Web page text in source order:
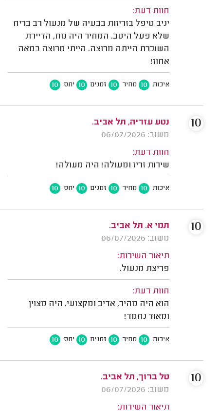
חוות דעת:
יניב טיפל בזריזות בבעיה של מנעול רב בריח
שלא פעל היטב. המחיר היה נוח, הדיירת
השוכרת הייתה מרוצה. הייתי מרוצה במאה
אחוז!
איכות 10 מחיר 10 זמנים 10 יחס 10
נטע עזריה, תל אביב.
משוב: 06/07/2026
חוות דעת:
שירות זריז ומעולה! היה מעולה!
איכות 10 מחיר 10 זמנים 10 יחס 10
10
תמי א. תל אביב.
משוב: 06/07/2026
תיאור השירות:
פריצת מנעול.
חוות דעת:
הוא היה מהיר, אדיב ומקצועי. היה מצוין
ומאוד נחמד!
איכות 10 מחיר 10 זמנים 10 יחס 10
10
טל ברוך, תל אביב.
משוב: 06/07/2026
תיאור השירות:
10